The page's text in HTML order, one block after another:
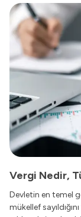
Vergi Nedir,
Devletin en temel
mükellef